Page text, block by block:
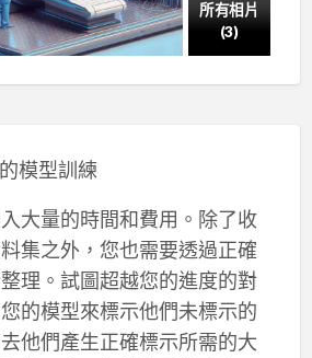
所有相片
(3)
模型訓練
大量的時間和費用。除了收
集之外，您也需要透過正確
理。試圖超越您的進度的對
的模型來標示他們未標示的
他們產生正確標示所需的大